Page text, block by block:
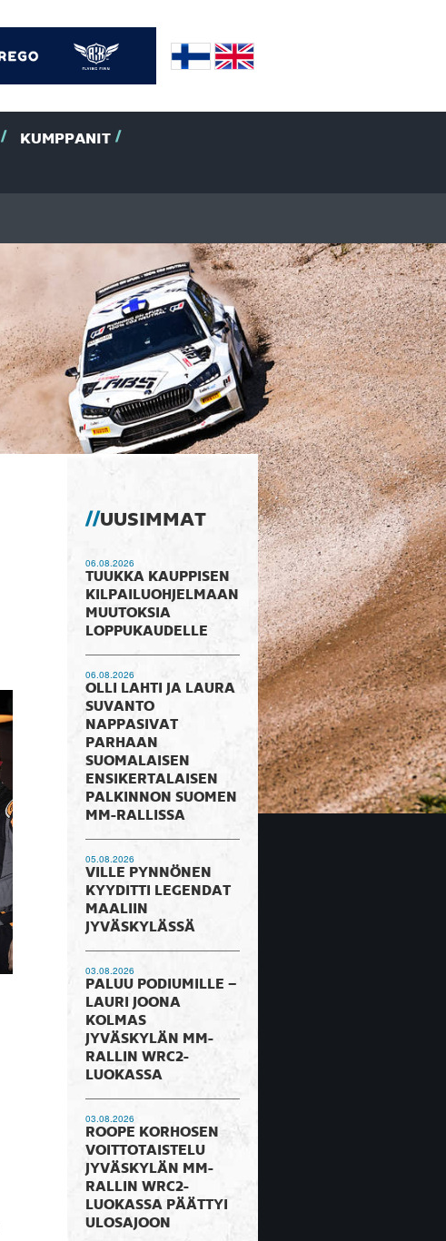
KUMPPANIT
UUSIMMAT
06.08.2026
TUUKKA KAUPPISEN
KILPAILUOHJELMAAN
MUUTOKSIA
LOPPUKAUDELLE
06.08.2026
OLLI LAHTI JA LAURA
SUVANTO
NAPPASIVAT
PARHAAN
SUOMALAISEN
ENSIKERTALAISEN
PALKINNON SUOMEN
MM-RALLISSA
05.08.2026
VILLE PYNNÖNEN
KYYDITTI LEGENDAT
MAALIIN
JYVÄSKYLÄSSÄ
03.08.2026
PALUU PODIUMILLE –
LAURI JOONA
KOLMAS
JYVÄSKYLÄN MM-
RALLIN WRC2-
LUOKASSA
03.08.2026
ROOPE KORHOSEN
VOITTOTAISTELU
JYVÄSKYLÄN MM-
RALLIN WRC2-
LUOKASSA PÄÄTTYI
ULOSAJOON